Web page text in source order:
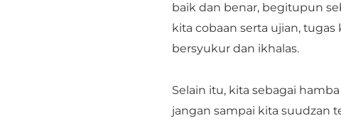
baik dan benar, begitupun
kita cobaan serta ujian,
bersyukur dan ikhalas.
Selain itu, kita sebagai
jangan sampai kita suudzan